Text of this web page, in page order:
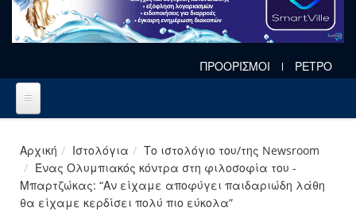
ΠΡΟΟΡΙΣΜΟΙ ΡΕΤΡΟ
Αρχική Ιστολόγια
Το ιστολόγιο του/της Newsroom
Ένας Ολυμπιακός κόντρα στη φιλοσοφία του -
Μπαρτζώκας: “Αν είχαμε αποφύγει παιδαριώδη λάθη
θα είχαμε κερδίσει πολύ πιο εύκολα”